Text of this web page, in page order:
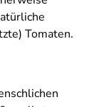
Tomaten.